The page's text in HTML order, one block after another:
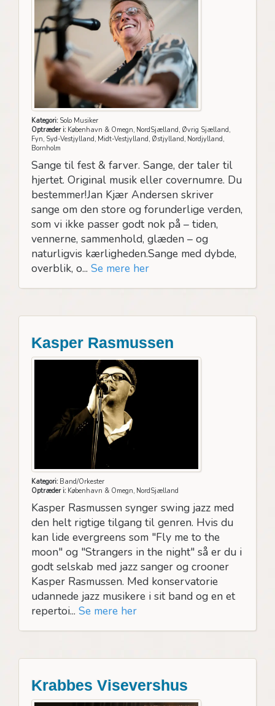
Kategori:Solo Musiker
Optræder i:København & Omegn, NordSjælland, Øvrig Sjælland,
Fyn, Syd-Vestjylland, Midt-Vestjylland, Østjylland, Nordjylland,
Bornholm
Sange til fest & farver. Sange, der taler til
hjertet. Original musik eller covernumre. Du
bestemmer!Jan Kjær Andersen skriver
sange om den store og forunderlige verden,
som vi ikke passer godt nok på – tiden,
vennerne, sammenhold, glæden – og
naturligvis kærligheden.Sange med dybde,
overblik, o... Se mere her
Kasper Rasmussen
Kategori:Band/Orkester
Optræder i:København & Omegn, NordSjælland
Kasper Rasmussen synger swing jazz med
den helt rigtige tilgang til genren. Hvis du
kan lide evergreens som "Fly me to the
moon" og "Strangers in the night" så er du i
godt selskab med jazz sanger og crooner
Kasper Rasmussen. Med konservatorie
udannede jazz musikere i sit band og en et
repertoi... Se mere her
Krabbes Visevershus